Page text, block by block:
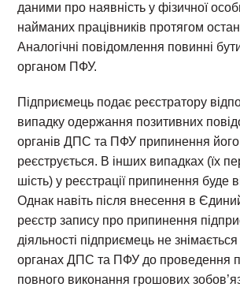
даними про наявність у фізичної
найманих працівників протягом
Аналогічні повідомлення повинні
органом ПФУ.
Підприємець подає реєстратору
випадку одержання позитивних
органів ДПС та ПФУ припинення його
реєструється. В інших випадках (їх
шість) у реєстрації припинення буде
Однак навіть після внесення в
реєстр запису про припинення
діяльності підприємець не знімається
органах ДПС та ПФУ до проведення
повного виконання грошових